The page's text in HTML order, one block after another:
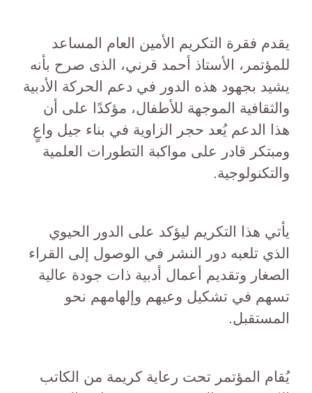
يقدم فقرة التكريم الأمين العام المساعد
للمؤتمر، الأستاذ أحمد قرني، الذى صرح بأنه
يشيد بجهود هذه الدور في دعم الحركة الأدبية
والثقافية الموجهة للأطفال، مؤكدًا على أن
هذا الدعم يُعد حجر الزاوية في بناء جيل واعٍ
ومبتكر قادر على مواكبة التطورات العلمية
والتكنولوجية.
يأتي هذا التكريم ليؤكد على الدور الحيوي
الذي تلعبه دور النشر في الوصول إلى القراء
الصغار وتقديم أعمال أدبية ذات جودة عالية
تسهم في تشكيل وعيهم وإلهامهم نحو
المستقبل.
يُقام المؤتمر تحت رعاية كريمة من الكاتب